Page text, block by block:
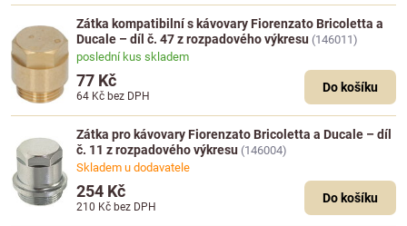
Zátka kompatibilní s kávovary Fiorenzato Bricoletta a
Ducale – díl č. 47 z rozpadového výkresu (146011)
poslední kus skladem
77 Kč
64 Kč bez DPH
Do košíku
Zátka pro kávovary Fiorenzato Bricoletta a Ducale – díl
č. 11 z rozpadového výkresu (146004)
Skladem u dodavatele
254 Kč
210 Kč bez DPH
Do košíku